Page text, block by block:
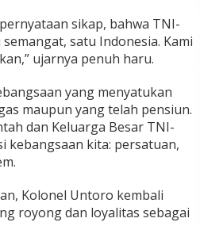
sikap, bahwa TNI-
satu Indonesia. Kami
ujarnya penuh haru.
yang menyatukan
maupun yang telah pensiun.
dan Keluarga Besar TNI-
kebangsaan kita: persatuan,
Kolonel Untoro kembali
royong dan loyalitas sebagai